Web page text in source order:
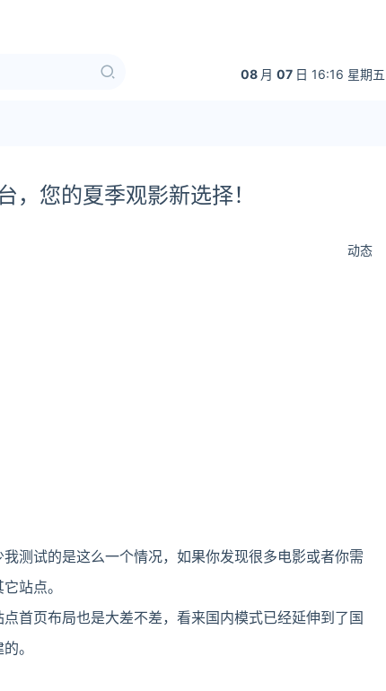
08 月 07 日 16:16 星期五
，您的夏季观影新选择！
动态
测试的是这么一个情况，如果你发现很多电影或者你需
站点。
首页布局也是大差不差，看来国内模式已经延伸到了国
。